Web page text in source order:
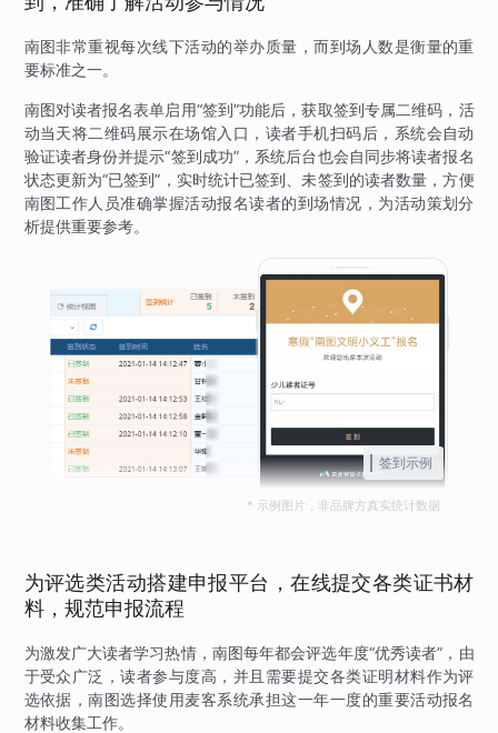
南图非常重视每次线下活动的举办质量，而到场人数是衡量的重
要标准之一。
南图对读者报名表单启用“签到”功能后，获取签到专属二维码，活
动当天将二维码展示在场馆入口，读者手机扫码后，系统会自动
验证读者身份并提示“签到成功”，系统后台也会自同步将读者报名
状态更新为“已签到”，实时统计已签到、未签到的读者数量，方便
南图工作人员准确掌握活动报名读者的到场情况，为活动策划分
析提供重要参考。
签到示例
* 示例图片，非品牌方真实统计数据
为评选类活动搭建申报平台，在线提交各类证书材
料，规范申报流程
为激发广大读者学习热情，南图每年都会评选年度“优秀读者”，由
于受众广泛，读者参与度高，并且需要提交各类证明材料作为评
选依据，南图选择使用麦客系统承担这一年一度的重要活动报名
材料收集工作。